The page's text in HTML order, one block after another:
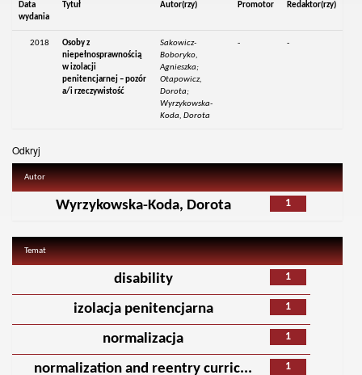
Data
wydania
Tytuł Autor(rzy) Promotor Redaktor(rzy)
2018
Osoby z
niepełnosprawnością
w izolacji
penitencjarnej – pozór
a/i rzeczywistość
Sakowicz-
Boboryko,
Agnieszka;
Otapowicz,
Dorota;
Wyrzykowska-
Koda, Dorota
- -
Odkryj
Autor
1
Wyrzykowska-Koda, Dorota
Temat
1
disability
1
izolacja penitencjarna
1
normalizacja
1
normalization and reentry curric...